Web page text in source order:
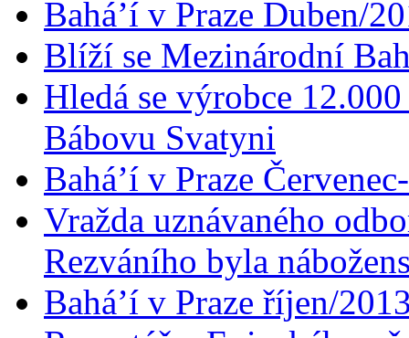
Bahá’í v Praze Duben/
Blíží se Mezinárodní
Hledá se výrobce
Bábovu Svatyni
Bahá’í v Praze
Vražda uznávaného
Rezváního byla
Bahá’í v Praze říjen/